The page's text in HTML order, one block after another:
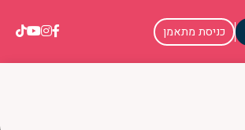
כניסת מתאמן